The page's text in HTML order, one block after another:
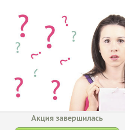
Акция завершилась